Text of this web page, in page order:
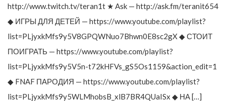
http://www.twitch.tv/teran1t ★ Ask — http://ask.fm/teranit654
◆ ИГРЫ ДЛЯ ДЕТЕЙ — https://www.youtube.com/playlist?
list=PLjyxkMfs9y5V8GPQWNuo7Bhwn0E8sc2gX ◆ СТОИТ
ПОИГРАТЬ — https://www.youtube.com/playlist?
list=PLjyxkMfs9y5V5n-t72kHFVs_gS5Os1159&action_edit=1
◆ FNAF ПАРОДИЯ — https://www.youtube.com/playlist?
list=PLjyxkMfs9y5WLMhobsB_xlB7BR4QUaISx ◆ НА […]